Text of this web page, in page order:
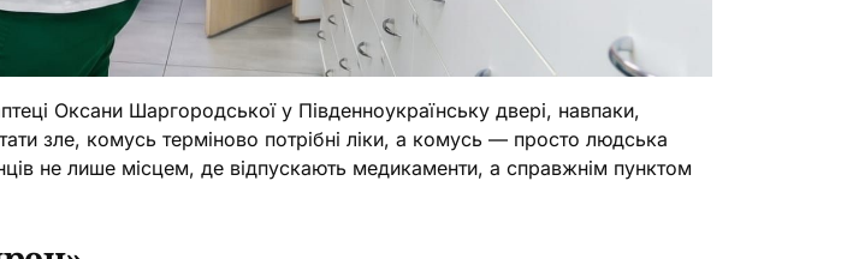
Оксани Шаргородської у Південноукраїнську двері, навпаки,
зле, комусь терміново потрібні ліки, а комусь — просто людська
не лише місцем, де відпускають медикаменти, а справжнім пунктом